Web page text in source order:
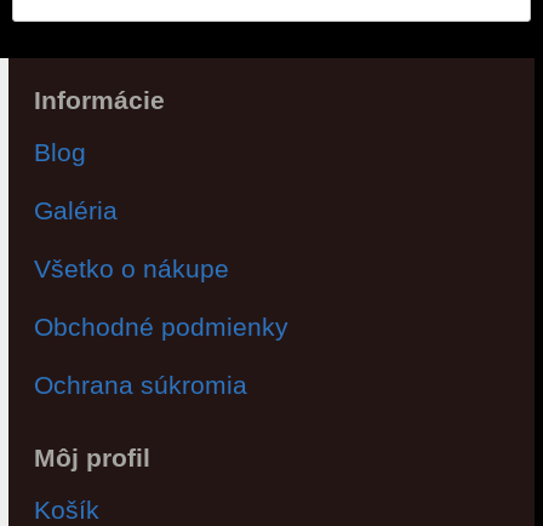
Informácie
Blog
Galéria
Všetko o nákupe
Obchodné podmienky
Ochrana súkromia
Môj profil
Košík